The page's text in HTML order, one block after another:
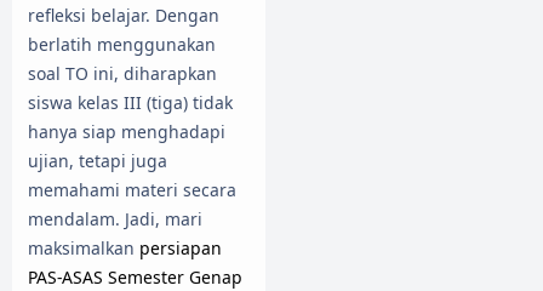
refleksi belajar. Dengan
berlatih menggunakan
soal TO ini, diharapkan
siswa kelas III (tiga) tidak
hanya siap menghadapi
ujian, tetapi juga
memahami materi secara
mendalam. Jadi, mari
maksimalkan persiapan
PAS-ASAS Semester Genap